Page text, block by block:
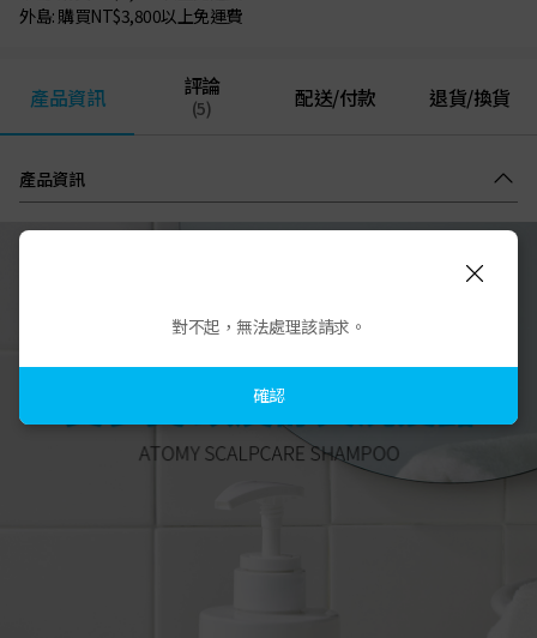
外島: 購買NT$3,800以上免運費
產品資訊 評論
(5) 配送/付款 退貨/換貨
產品資訊
對不起，無法處理該請求。
確認